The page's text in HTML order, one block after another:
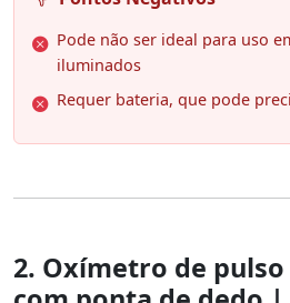
Pode não ser ideal para uso
iluminados
Requer bateria, que pode
2. Oxímetro de pulso